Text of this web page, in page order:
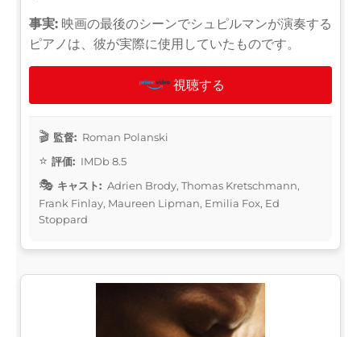
事実: 映画の最後のシーンでシュピルマンが演奏する
ピアノは、彼が実際に使用していたものです。
視聴する
監督: Roman Polanski
評価: IMDb 8.5
キャスト: Adrien Brody, Thomas Kretschmann,
Frank Finlay, Maureen Lipman, Emilia Fox, Ed
Stoppard